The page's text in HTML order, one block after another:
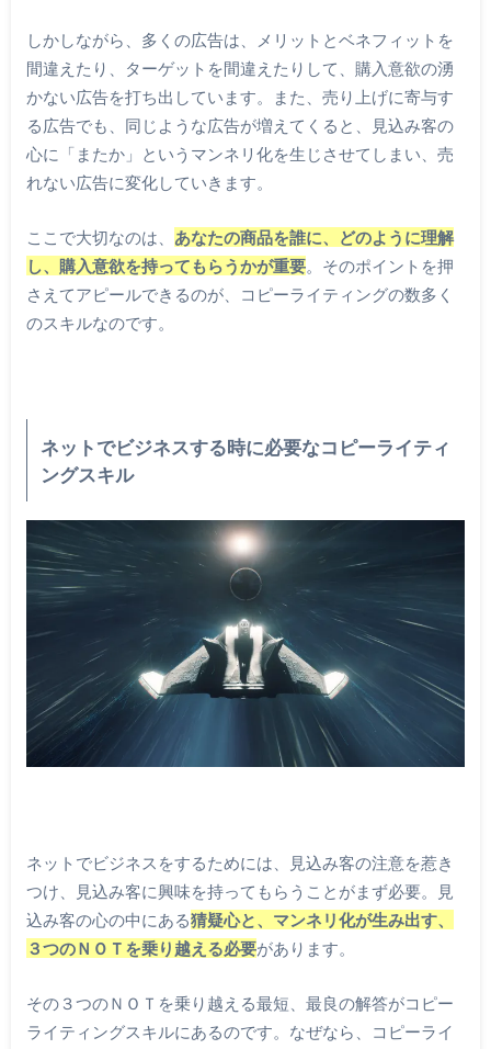
しかしながら、多くの広告は、メリットとベネフィットを
間違えたり、ターゲットを間違えたりして、購入意欲の湧
かない広告を打ち出しています。また、売り上げに寄与す
る広告でも、同じような広告が増えてくると、見込み客の
心に「またか」というマンネリ化を生じさせてしまい、売
れない広告に変化していきます。
ここで大切なのは、 あなたの商品を誰に、どのように理解
し、購入意欲を持ってもらうかが重要。そのポイントを押
さえてアピールできるのが、コピーライティングの数多く
のスキルなのです。
ネットでビジネスする時に必要なコピーライティ
ングスキル
ネットでビジネスをするためには、見込み客の注意を惹き
つけ、見込み客に興味を持ってもらうことがまず必要。見
込み客の心の中にある猜疑心と、マンネリ化が生み出す、
３つのＮＯＴを乗り越える必要があります。
その３つのＮＯＴを乗り越える最短、最良の解答がコピー
ライティングスキルにあるのです。なぜなら、コピーライ